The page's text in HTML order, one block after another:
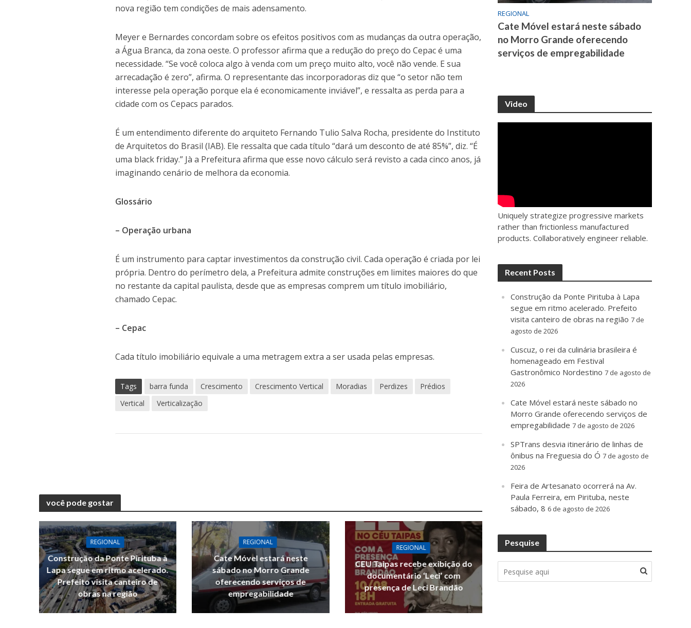
nova região tem condições de mais adensamento.
Meyer e Bernardes concordam sobre os efeitos positivos com as mudanças da outra operação,
a Água Branca, da zona oeste. O professor afirma que a redução do preço do Cepac é uma
necessidade. “Se você coloca algo à venda com um preço muito alto, você não vende. E sua
arrecadação é zero”, afirma. O representante das incorporadoras diz que “o setor não tem
interesse pela operação porque ela é economicamente inviável”, e ressalta as perda para a
cidade com os Cepacs parados.
É um entendimento diferente do arquiteto Fernando Tulio Salva Rocha, presidente do Instituto
de Arquitetos do Brasil (IAB). Ele ressalta que cada título “dará um desconto de até 85%”, diz. “É
uma black friday.” Jà a Prefeitura afirma que esse novo cálculo será revisto a cada cinco anos, já
imaginando cenário de melhora da economia.
Glossário
– Operação urbana
É um instrumento para captar investimentos da construção civil. Cada operação é criada por lei
própria. Dentro do perímetro dela, a Prefeitura admite construções em limites maiores do que
no restante da capital paulista, desde que as empresas comprem um título imobiliário,
chamado Cepac.
– Cepac
Cada título imobiliário equivale a uma metragem extra a ser usada pelas empresas.
Tags barra funda Crescimento Crescimento Vertical Moradias Perdizes
Prédios
Vertical
Verticalização
você pode gostar
REGIONAL
Construção da Ponte Pirituba à
Lapa segue em ritmo acelerado.
Prefeito visita canteiro de
obras na região
REGIONAL
Cate Móvel estará neste
sábado no Morro Grande
oferecendo serviços de
empregabilidade
REGIONAL
CEU Taipas recebe exibição do
documentário ‘Leci’ com
presença de Leci Brandão
REGIONAL
Cate Móvel estará neste sábado
no Morro Grande oferecendo
serviços de empregabilidade
Video
Uniquely strategize progressive markets
rather than frictionless manufactured
products. Collaboratively engineer reliable.
Recent Posts
Construção da Ponte Pirituba à Lapa
segue em ritmo acelerado. Prefeito
visita canteiro de obras na região 7 de
agosto de 2026
Cuscuz, o rei da culinária brasileira é
homenageado em Festival
Gastronômico Nordestino 7 de agosto de
2026
Cate Móvel estará neste sábado no
Morro Grande oferecendo serviços de
empregabilidade 7 de agosto de 2026
SPTrans desvia itinerário de linhas de
ônibus na Freguesia do Ó 7 de agosto de
2026
Feira de Artesanato ocorrerá na Av.
Paula Ferreira, em Pirituba, neste
sábado, 8 6 de agosto de 2026
Pesquise